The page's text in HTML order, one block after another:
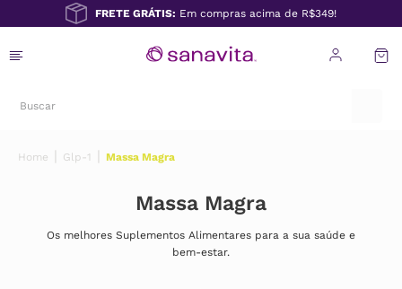
FRETE GRÁTIS: Em compras acima de R$349!
Glp-1 Massa Magra
Massa Magra
Os melhores Suplementos Alimentares para a sua saúde e
bem-estar.